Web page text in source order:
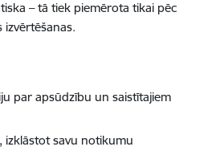
– tā tiek piemērota tikai pēc
izvērtēšanas.
par apsūdzību un saistītajiem
izklāstot savu notikumu